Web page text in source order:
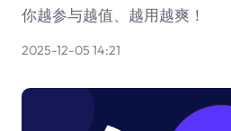
你越参与越值、越用越爽！
2025-12-05 14:21